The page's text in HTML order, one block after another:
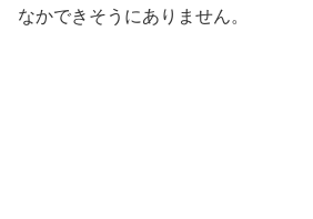
なかできそうにありません。